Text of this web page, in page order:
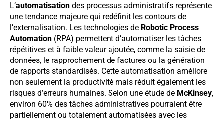
L’automatisation des processus administratifs représente
une tendance majeure qui redéfinit les contours de
l’externalisation. Les technologies de Robotic Process
Automation (RPA) permettent d’automatiser les tâches
répétitives et à faible valeur ajoutée, comme la saisie de
données, le rapprochement de factures ou la génération
de rapports standardisés. Cette automatisation améliore
non seulement la productivité mais réduit également les
risques d’erreurs humaines. Selon une étude de McKinsey,
environ 60% des tâches administratives pourraient être
partiellement ou totalement automatisées avec les